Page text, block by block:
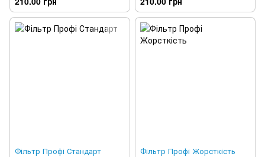
Фільтр Профі Стандарт Фільтр Профі Жорсткість